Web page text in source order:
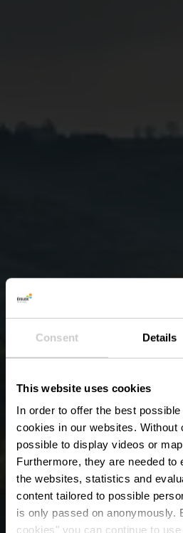
Consent Details
This website uses cookies
In order to offer the best
cookies in our websites. Without
possible to display videos or
Furthermore, they are needed to
the websites, statistics and
content tailored to possible
is only passed on anonymously.
cookies" you can continue to